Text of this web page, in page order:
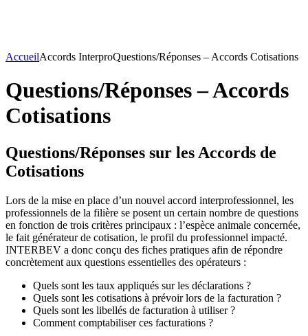
AccueilAccords InterproQuestions/Réponses – Accords Cotisations
Questions/Réponses – Accords
Cotisations
Questions/Réponses sur les Accords de
Cotisations
Lors de la mise en place d’un nouvel accord interprofessionnel, les
professionnels de la filière se posent un certain nombre de questions
en fonction de trois critères principaux : l’espèce animale concernée,
le fait générateur de cotisation, le profil du professionnel impacté.
INTERBEV a donc conçu des fiches pratiques afin de répondre
concrètement aux questions essentielles des opérateurs :
Quels sont les taux appliqués sur les déclarations ?
Quels sont les cotisations à prévoir lors de la facturation ?
Quels sont les libellés de facturation à utiliser ?
Comment comptabiliser ces facturations ?